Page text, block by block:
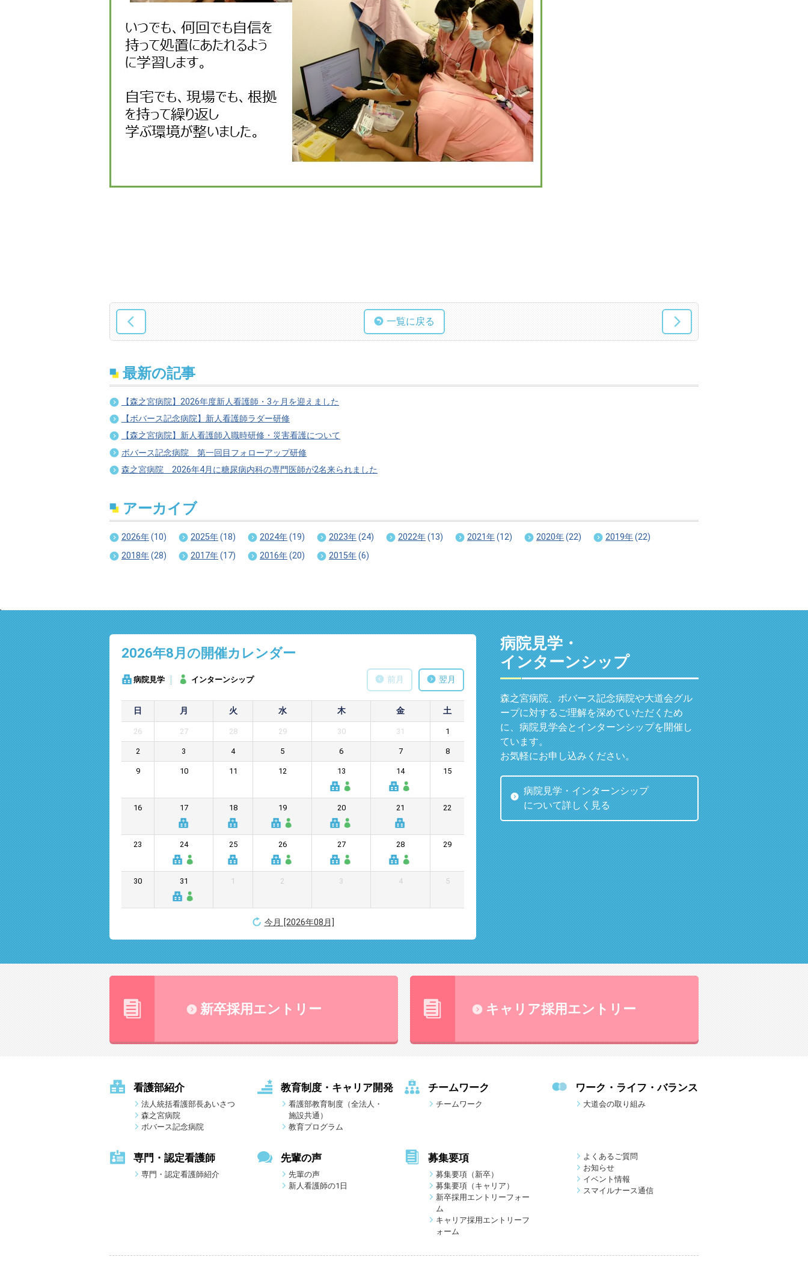
一覧に戻る
最新の記事
【森之宮病院】2026年度新人看護師・3ヶ月を迎えました
【ボバース記念病院】新人看護師ラダー研修
【森之宮病院】新人看護師入職時研修・災害看護について
ボバース記念病院 第一回目フォローアップ研修
森之宮病院 2026年4月に糖尿病内科の専門医師が2名来られました
アーカイブ
2026年(10) 2025年(18) 2024年(19) 2023年(24) 2022年(13) 2021年(12) 2020年(22) 2019年(22)
2018年(28) 2017年(17) 2016年(20) 2015年(6)
2026年8月の開催カレンダー
病院見学 インターンシップ 前月 翌月
日 月 火 水 木 金 土
26 27 28 29 30 31 1
2 3 4 5 6 7 8
9 10 11 12 13 14 15
16 17 18 19 20 21 22
23 24 25 26 27 28 29
30 31 1 2 3 4 5
今月 [2026年08月]
病院見学・
インターンシップ
森之宮病院、ボバース記念病院や大道会グル
ープに対するご理解を深めていただくため
に、病院見学会とインターンシップを開催し
ています。
お気軽にお申し込みください。
病院見学・インターンシップ
について詳しく見る
新卒採用エントリー キャリア採用エントリー
看護部紹介
法人統括看護部長あいさつ
森之宮病院
ボバース記念病院
教育制度・キャリア開発
看護部教育制度（全法人・
施設共通）
教育プログラム
チームワーク
チームワーク
ワーク・ライフ・バランス
大道会の取り組み
専門・認定看護師
専門・認定看護師紹介
先輩の声
先輩の声
新人看護師の1日
募集要項
募集要項（新卒）
募集要項（キャリア）
新卒採用エントリーフォー
ム
キャリア採用エントリーフ
ォーム
よくあるご質問
お知らせ
イベント情報
スマイルナース通信